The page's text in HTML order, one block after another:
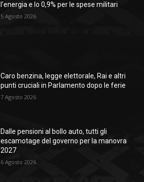
l’energia e lo 0,9% per le spese militari
5 Agosto 2026
Caro benzina, legge elettorale, Rai e altri
punti cruciali in Parlamento dopo le ferie
7 Agosto 2026
Dalle pensioni al bollo auto, tutti gli
escamotage del governo per la manovra
2027
6 Agosto 2026